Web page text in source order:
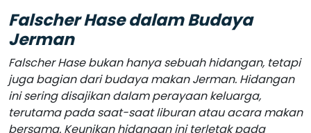
Falscher Hase dalam Budaya
Jerman
Falscher Hase bukan hanya sebuah hidangan, tetapi
juga bagian dari budaya makan Jerman. Hidangan
ini sering disajikan dalam perayaan keluarga,
terutama pada saat-saat liburan atau acara makan
bersama. Keunikan hidangan ini terletak pada